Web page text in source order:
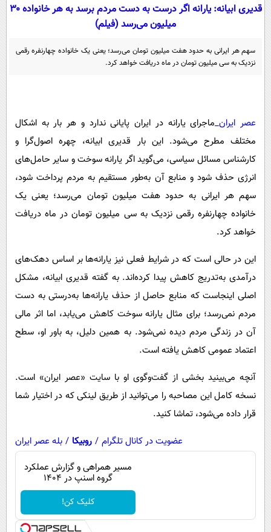
سیاسی
اقتصاد
خودرو
جامعه
اجتماعی
محیط زیست
سفر و تفریح
ورزشی
علم و دانش
فناوری و It
اخبار کریپتو
قرآن
باشگاه مغز
سیاست
سرگرمی
فناوری
گوناگون
عصر ایران 2
پیامک
روانشناسی
آشپزی
قدیری ابیانه: یارانه اگر درست به دست مردم برسد به هر خانواده ۳۰
میلیون می‌رسد (فیلم)
سهم هر ایرانی به حدود هفت میلیون تومان می‌رسد؛ یعنی یک خانواده چهارنفره رقمی
نزدیک به سی میلیون تومان در ماه دریافت خواهد کرد.
عصر ایران_ماجرای یارانه در ایران پایانی ندارد و هر بار به اشکال
مختلف مطرح می‌شود. این بار قدیری ابیانه، چهره اصول‌گرا و
کارشناس مسائل سیاسی، می‌گوید اگر یارانه سوخت و سایر حامل‌های
انرژی حذف شود و منابع آن به‌طور مستقیم به مردم پرداخت شود،
سهم هر ایرانی به حدود هفت میلیون تومان می‌رسد؛ یعنی یک
خانواده چهارنفره رقمی نزدیک به سی میلیون تومان در ماه دریافت
خواهد کرد.
این در حالی است که در شرایط فعلی نیز یارانه‌ها بر اساس دهک‌های
درآمدی به‌تدریج کاهش پیدا کرده‌اند. به گفته قدیری ابیانه، مشکل
اصلی اینجاست که منابع حاصل از حذف یارانه‌ها به‌درستی به دست
مردم نمی‌رسد؛ برای مثال یارانه سوخت کاهش می‌یابد، اما اثر مالی
آن در زندگی مردم دیده نمی‌شود. به همین دلیل، به باور او، سطح
اعتماد عمومی کاهش یافته است.
آنچه می‌بینید بخشی از گفت‌وگوی او با سایت «عصر ایران» است.
نسخه کامل این مصاحبه را می‌توانید از طریق لینکی که در اختیار شما
قرار داده می‌شود، تماشا کنید.
عضویت در کانال تلگرام / روبیکا / بله عصر ایران
مسیر همراهی و گزارش عملکرد
گروه اسنپ در ۱۴۰۴
کلیک کن!